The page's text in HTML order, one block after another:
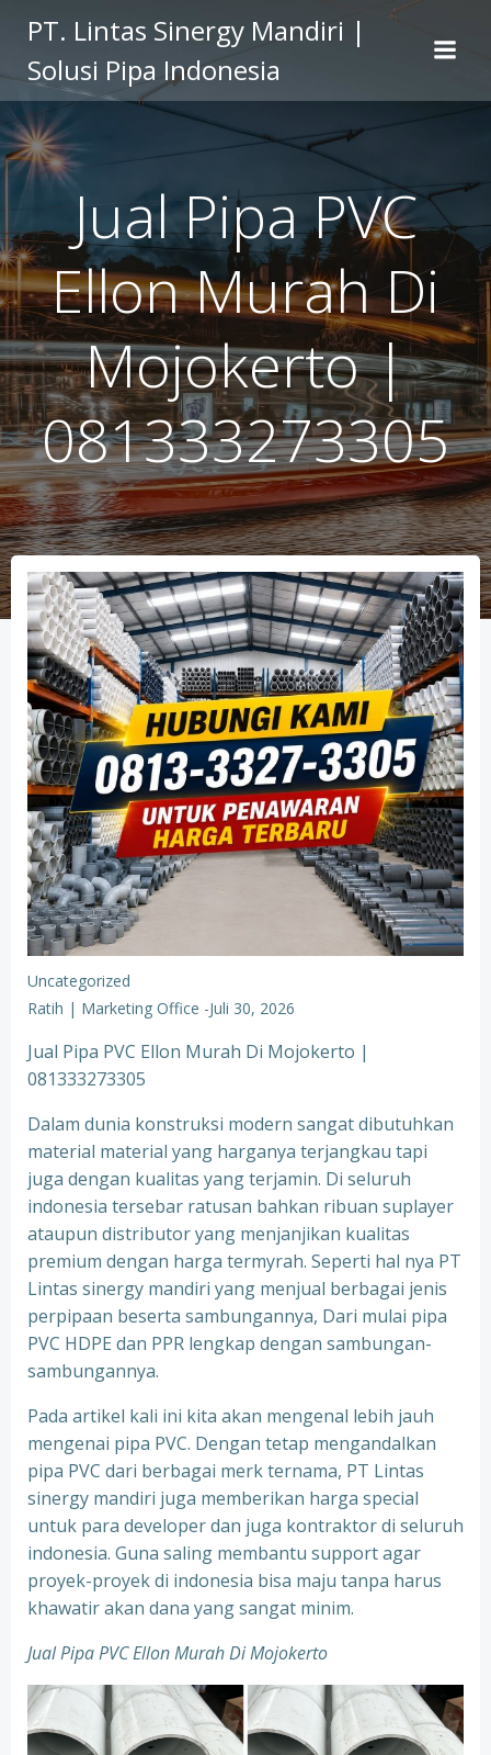
to
content
PT. Lintas Sinergy Mandiri |
Solusi Pipa Indonesia
Jual Pipa PVC
Ellon Murah Di
Mojokerto |
081333273305
Uncategorized
Ratih | Marketing Office -Juli 30, 2026
Jual Pipa PVC Ellon Murah Di Mojokerto |
081333273305
Dalam dunia konstruksi modern sangat dibutuhkan
material material yang harganya terjangkau tapi
juga dengan kualitas yang terjamin. Di seluruh
indonesia tersebar ratusan bahkan ribuan suplayer
ataupun distributor yang menjanjikan kualitas
premium dengan harga termyrah. Seperti hal nya PT
Lintas sinergy mandiri yang menjual berbagai jenis
perpipaan beserta sambungannya, Dari mulai pipa
PVC HDPE dan PPR lengkap dengan sambungan-
sambungannya.
Pada artikel kali ini kita akan mengenal lebih jauh
mengenai pipa PVC. Dengan tetap mengandalkan
pipa PVC dari berbagai merk ternama, PT Lintas
sinergy mandiri juga memberikan harga special
untuk para developer dan juga kontraktor di seluruh
indonesia. Guna saling membantu support agar
proyek-proyek di indonesia bisa maju tanpa harus
khawatir akan dana yang sangat minim.
Jual Pipa PVC Ellon Murah Di Mojokerto